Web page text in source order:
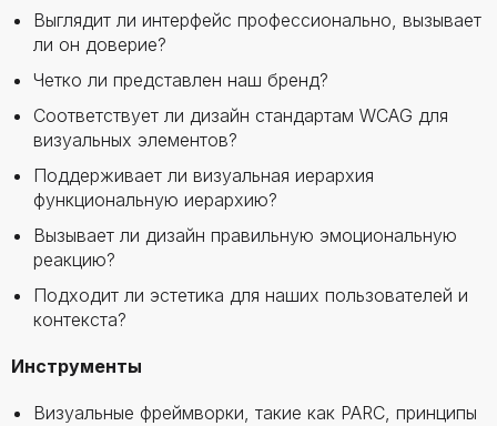
Выглядит ли интерфейс профессионально, вызывает
ли он доверие?
Четко ли представлен наш бренд?
Соответствует ли дизайн стандартам WCAG для
визуальных элементов?
Поддерживает ли визуальная иерархия
функциональную иерархию?
Вызывает ли дизайн правильную эмоциональную
реакцию?
Подходит ли эстетика для наших пользователей и
контекста?
Инструменты
Визуальные фреймворки, такие как PARC, принципы